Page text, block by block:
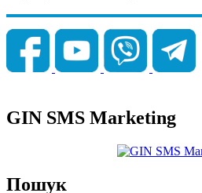
GIN SMS Marketing
Пошук